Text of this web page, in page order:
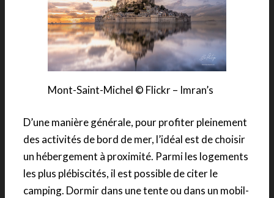
Mont-Saint-Michel © Flickr – Imran’s
D’une manière générale, pour profiter pleinement
des activités de bord de mer, l’idéal est de choisir
un hébergement à proximité. Parmi les logements
les plus plébiscités, il est possible de citer le
camping. Dormir dans une tente ou dans un mobil-